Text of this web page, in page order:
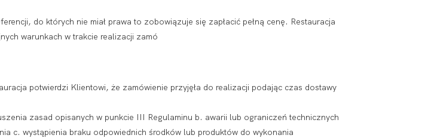
do których nie miał prawa to zobowiązuje się zapłacić pełną cenę. Restauracja
warunkach w trakcie realizacji zamó
potwierdzi Klientowi, że zamówienie przyjęła do realizacji podając czas dostawy
zasad opisanych w punkcie III Regulaminu b. awarii lub ograniczeń technicznych
c. wystąpienia braku odpowiednich środków lub produktów do wykonania